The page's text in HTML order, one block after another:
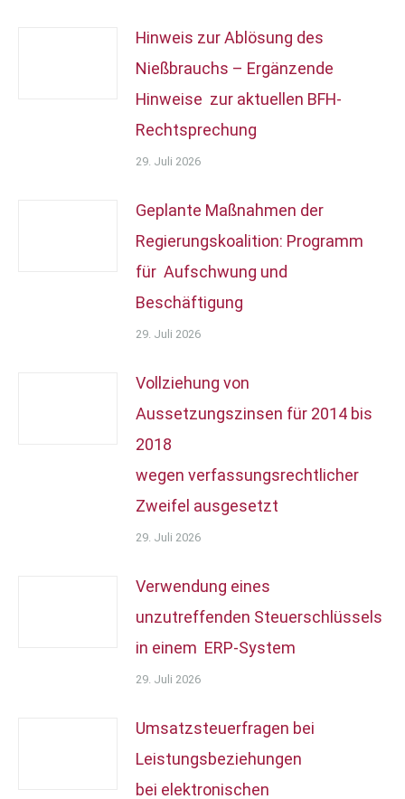
Hinweis zur Ablösung des
Nießbrauchs – Ergänzende
Hinweise zur aktuellen BFH-
Rechtsprechung
29. Juli 2026
Geplante Maßnahmen der
Regierungskoalition: Programm
für Aufschwung und
Beschäftigung
29. Juli 2026
Vollziehung von
Aussetzungszinsen für 2014 bis
2018
wegen verfassungsrechtlicher
Zweifel ausgesetzt
29. Juli 2026
Verwendung eines
unzutreffenden Steuerschlüssels
in einem ERP-System
29. Juli 2026
Umsatzsteuerfragen bei
Leistungsbeziehungen
bei elektronischen